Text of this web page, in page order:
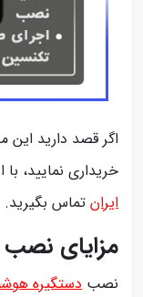
اگر قصد دارید این
خریداری نمایید، با
ایران تماس بگیرید.
مزایای
نصب دستگیره